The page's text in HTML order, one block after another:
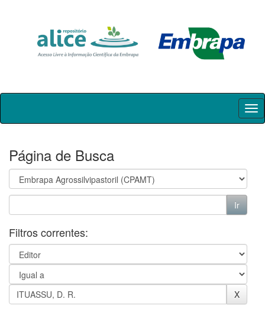
Skip
Página de Busca
Filtros correntes: